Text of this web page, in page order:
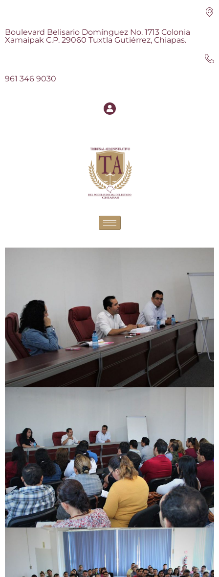
Boulevard Belisario Domínguez No. 1713 Colonia
Xamaipak C.P. 29060 Tuxtla Gutiérrez, Chiapas.
961 346 9030